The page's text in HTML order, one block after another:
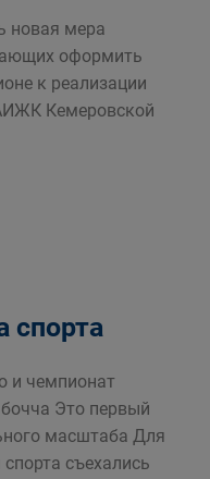
новая мера
оформить
к реализации
Кемеровской
спорта
и чемпионат
Это первый
масштаба Для
съехались